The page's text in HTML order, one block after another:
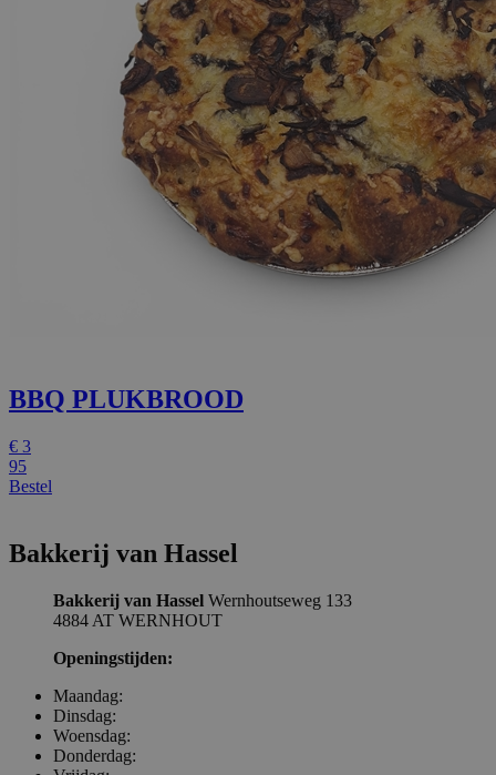
BBQ PLUKBROOD
€ 3
95
Bestel
Bakkerij van Hassel
Bakkerij van Hassel Wernhoutseweg 133
4884 AT WERNHOUT
Openingstijden:
Maandag:
Dinsdag:
Woensdag:
Donderdag: